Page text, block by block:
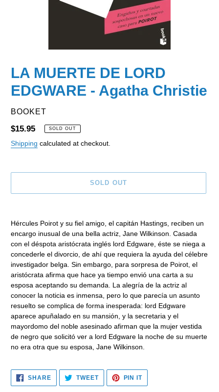
LA MUERTE DE LORD
EDGWARE - Agatha Christie
VENDOR
BOOKET
Regular
price
$15.95 SOLD OUT
Shipping calculated at checkout.
SOLD OUT
Hércules Poirot y su fiel amigo, el capitán Hastings, reciben un
encargo inusual de una bella actriz, Jane Wilkinson. Casada
con el déspota aristócrata inglés lord Edgware, éste se niega a
concederle el divorcio, de ahí que requiera la ayuda del célebre
investigador belga. Sin embargo, para sorpresa de Poirot, el
aristócrata afirma que hace ya tiempo envió una carta a su
esposa aceptando su demanda. La alegría de la actriz al
conocer la noticia es inmensa, pero lo que parecía un asunto
resuelto se complica de forma inesperada: lord Edgware
aparece apuñalado en su mansión, y la secretaria y el
mayordomo del noble asesinado afirman que la mujer vestida
de negro que solicitó ver a lord Edgware la noche de su muerte
no era otra que su esposa, Jane Wilkinson.
SHARESHARE
ON
FACEBOOK
TWEETTWEET
TWITTER
PIN ITPIN
PINTEREST